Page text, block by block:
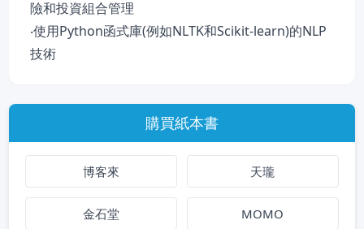
險和投資組合管理
‧使用Python函式庫(例如NLTK和Scikit-learn)的NLP
技術
購買紙本書
博客來 天瓏
金石堂 MOMO